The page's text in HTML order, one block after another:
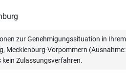
zur Genehmigungssituation in
Mecklenburg-Vorpommern
kein Zulassungsverfahren.